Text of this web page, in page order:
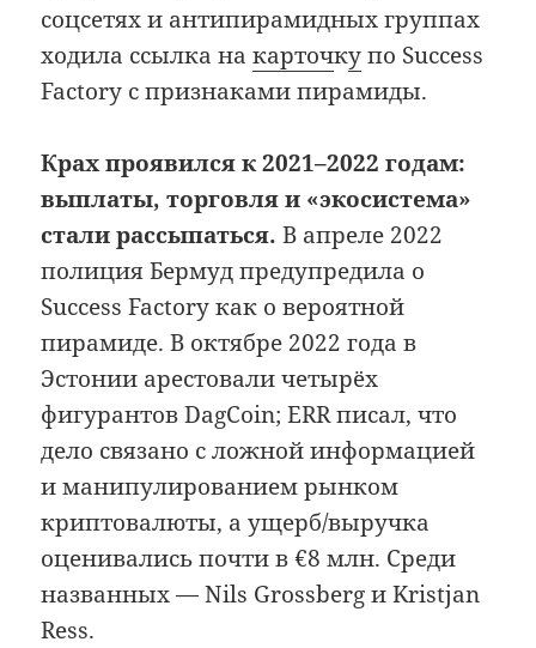
соцсетях и антипирамидных группах
ходила ссылка накарточкупо Success
Factory с признаками пирамиды.
Крах проявился к 2021–2022 годам:
выплаты, торговля и «экосистема»
стали рассыпаться. В апреле 2022
полиция Бермуд предупредила о
Success Factory как о вероятной
пирамиде. В октябре 2022 года в
Эстонии арестовали четырёх
фигурантов DagCoin; ERR писал, что
дело связано с ложной информацией
и манипулированием рынком
криптовалюты, а ущерб/выручка
оценивались почти в €8 млн. Среди
названных — Nils Grossberg и Kristjan
Ress.